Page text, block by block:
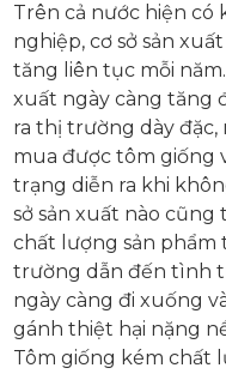
Trên cả nước hiện có
nghiệp, cơ sở sản
tăng liên tục mỗi
xuất ngày càng tăng
ra thị trường dày
mua được tôm giống
trạng diễn ra khi
sở sản xuất nào
chất lượng sản
trường dẫn đến tình
ngày càng đi xuống
gánh thiệt hại nặng
Tôm giống kém chất